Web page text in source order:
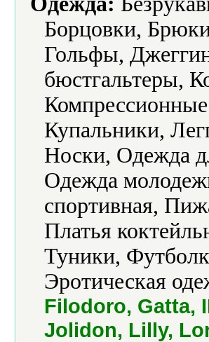
Борцовки,
Гольфы,
бюстгальтеры,
Купальники,
Носки, Одежда
Одежда
спортивная,
Платья
Туники,
Эротическая
Filodoro, Gatta,
Jolidon, Lilly,